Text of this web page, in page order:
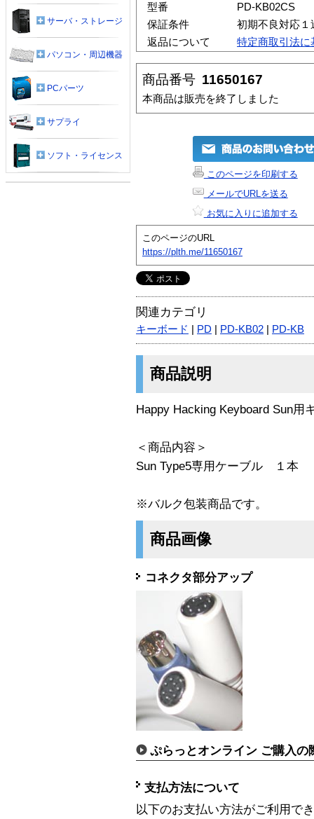
型番
PD-KB02CS
保証条件
初期不良対応１
返品について
特定商取引法に
商品番号 11650167
本商品は販売を終了しました
このページを印刷する
メールでURLを送る
お気に入りに追加する
このページのURL
https://plth.me/11650167
関連カテゴリ
キーボード PD PD-KB02 PD-KB
商品説明
Happy Hacking Keyboard Sun用
＜商品内容＞
Sun Type5専用ケーブル １本
※バルク包装商品です。
商品画像
コネクタ部分アップ
ぷらっとオンライン ご購入の
支払方法について
以下のお支払い方法がご利用で
サーバ・ストレージ
パソコン・周辺機器
PCパーツ
サプライ
ソフト・ライセンス